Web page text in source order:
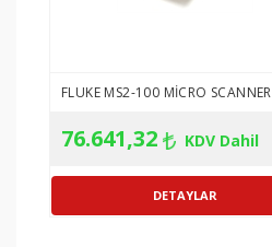
√
FLUKE MS2-100 MICRO SCANNER
76.641,32 KDV Dahil